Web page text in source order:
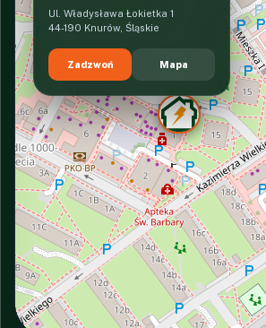
Ul. Władysława Łokietka 1
44-190 Knurów, Śląskie
Zadzwoń Mapa